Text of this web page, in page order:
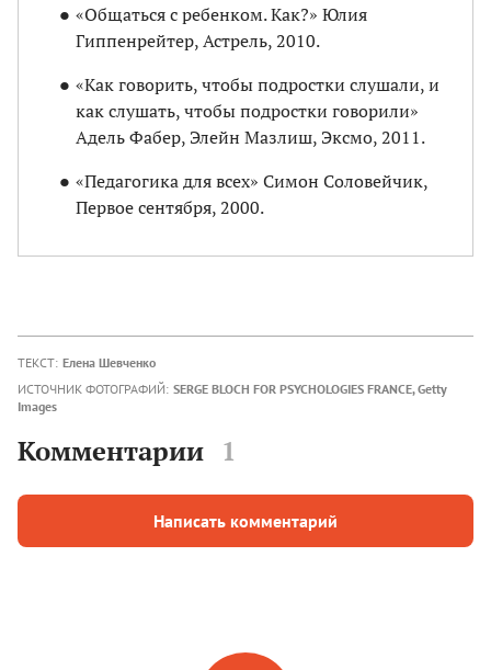
«Общаться с ребенком. Как?» Юлия
Гиппенрейтер, Астрель, 2010.
«Как говорить, чтобы подростки слушали, и
как слушать, чтобы подростки говорили»
Адель Фабер, Элейн Мазлиш, Эксмо, 2011.
«Педагогика для всех» Симон Соловейчик,
Первое сентября, 2000.
ТЕКСТ: Елена Шевченко
ИСТОЧНИК ФОТОГРАФИЙ: SERGE BLOCH FOR PSYCHOLOGIES FRANCE, Getty
Images
Комментарии 1
Написать комментарий